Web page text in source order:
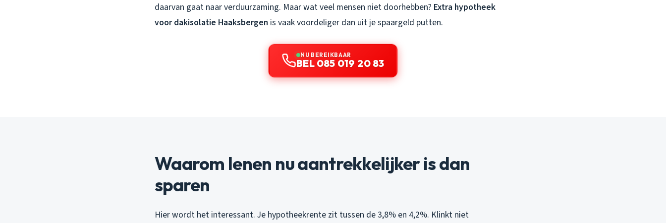
daarvan gaat naar verduurzaming. Maar wat veel mensen niet doorhebben? Extra hypotheek
voor dakisolatie Haaksbergen is vaak voordeliger dan uit je spaargeld putten.
NU BEREIKBAAR
BEL 085 019 20 83
Waarom lenen nu aantrekkelijker is dan
sparen
Hier wordt het interessant. Je hypotheekrente zit tussen de 3,8% en 4,2%. Klinkt niet